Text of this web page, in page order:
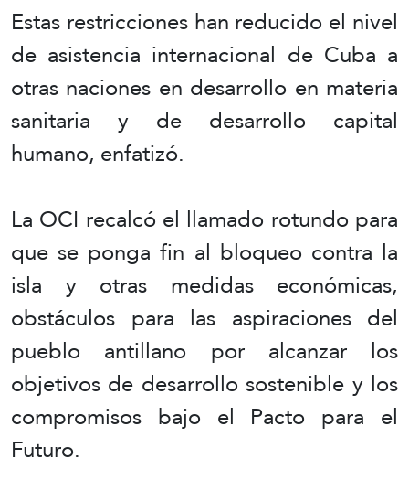
Estas restricciones han reducido el nivel
de asistencia internacional de Cuba a
otras naciones en desarrollo en materia
sanitaria y de desarrollo capital
humano, enfatizó.
La OCI recalcó el llamado rotundo para
que se ponga fin al bloqueo contra la
isla y otras medidas económicas,
obstáculos para las aspiraciones del
pueblo antillano por alcanzar los
objetivos de desarrollo sostenible y los
compromisos bajo el Pacto para el
Futuro.